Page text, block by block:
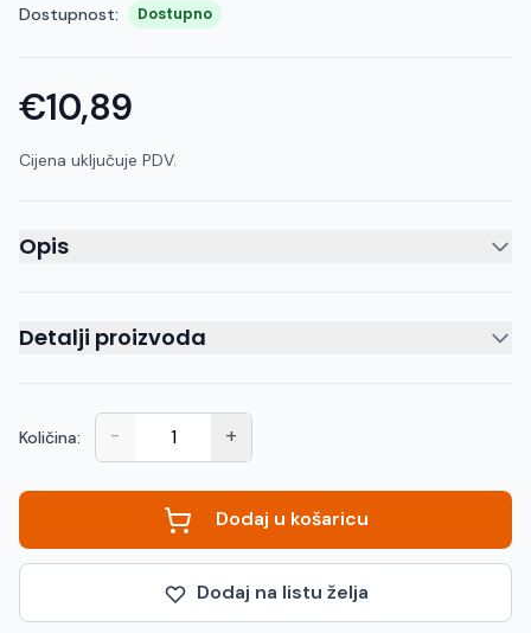
Dostupnost: Dostupno
€10,89
Cijena uključuje PDV.
Opis
Detalji proizvoda
Količina: - +
Dodaj u košaricu
Dodaj na listu želja